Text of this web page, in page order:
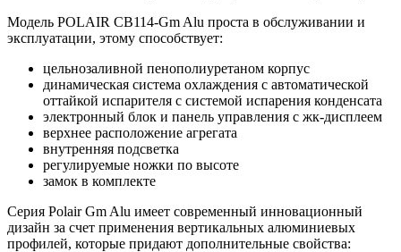
Модель POLAIR CB114-Gm Alu проста в обслуживании и
эксплуатации, этому способствует:
цельнозаливной пенополиуретаном корпус
динамическая система охлаждения с автоматической
оттайкой испарителя с системой испарения конденсата
электронный блок и панель управления с жк-дисплеем
верхнее расположение агрегата
внутренняя подсветка
регулируемые ножки по высоте
замок в комплекте
Серия Polair Gm Alu имеет современный инновационный
дизайн за счет применения вертикальных алюминиевых
профилей, которые придают дополнительные свойства: